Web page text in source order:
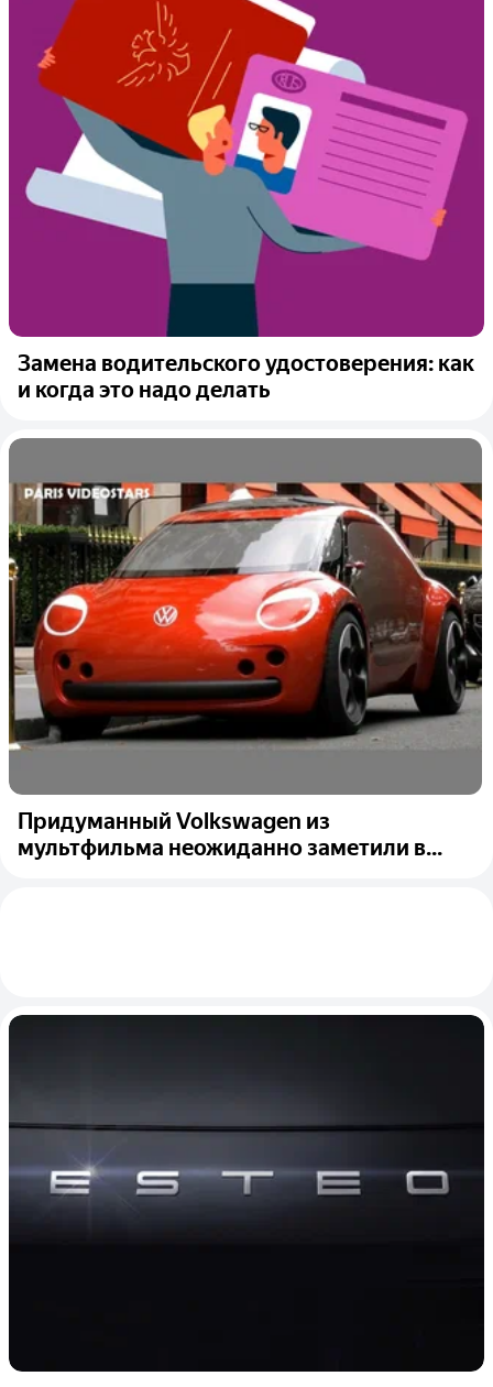
Замена водительского удостоверения: как
и когда это надо делать
Придуманный Volkswagen из
мультфильма неожиданно заметили в...